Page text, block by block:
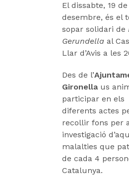
El dissabte, 19 de
desembre, és el
sopar solidari de
Gerundellaal
Llar d’Avis a les
Des de l’
Gironellaus
participar en els
diferents actes
recollir fons per
investigació
malalties que
de cada 4
Catalunya.